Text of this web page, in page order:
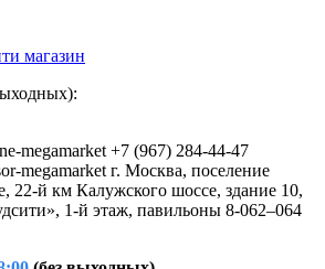
магазин
+7 (967) 284-44-47
г. Москва, поселение
22-й км Калужского шоссе, здание 10,
1-й этаж, павильоны 8-062–064